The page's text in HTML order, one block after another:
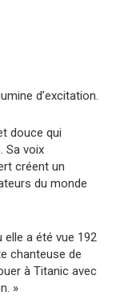
d’excitation.
douce qui
Sa voix
créent un
du monde
elle a été vue 192
chanteuse de
à Titanic avec
»